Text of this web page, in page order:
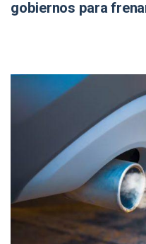
gobiernos para